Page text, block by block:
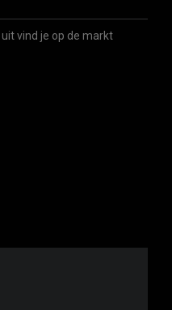
vind je op de markt